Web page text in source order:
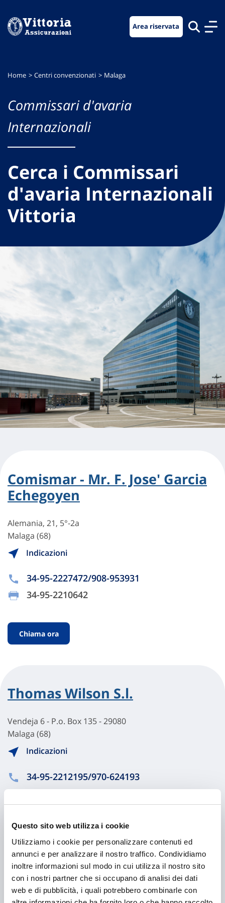
Questo sito web utilizza i cookie
Utilizziamo i cookie per personalizzare contenuti ed
annunci e per analizzare il nostro traffico. Condividiamo
inoltre informazioni sul modo in cui utilizza il nostro sito
con i nostri partner che si occupano di analisi dei dati
web e di pubblicità, i quali potrebbero combinarle con
menu
contenuto
footer
Area riservata
Home Centri convenzionati Malaga
Commissari d'avaria
Internazionali
Cerca i Commissari
d'avaria Internazionali
Vittoria
Comismar - Mr. F. Jose' Garcia
Echegoyen
Alemania, 21, 5°-2a
Malaga (68)
Indicazioni
34-95-2227472/908-953931
34-95-2210642
Chiama ora
Thomas Wilson S.l.
Vendeja 6 - P.o. Box 135 - 29080
Malaga (68)
Indicazioni
34-95-2212195/970-624193
34-95-2210158
Chiama ora